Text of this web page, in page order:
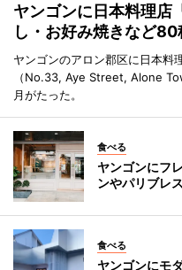
ヤンゴンに日本料理
し・お好み焼きなど80
ヤンゴンのアロン郡区に日本料
（No.33, Aye Street, Alone
月がたった。
食べる
ヤンゴンにフ
ンやパリブレ
食べる
ヤンゴンにモ